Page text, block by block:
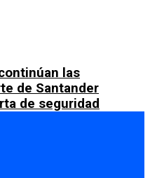
las
de Santander
de seguridad